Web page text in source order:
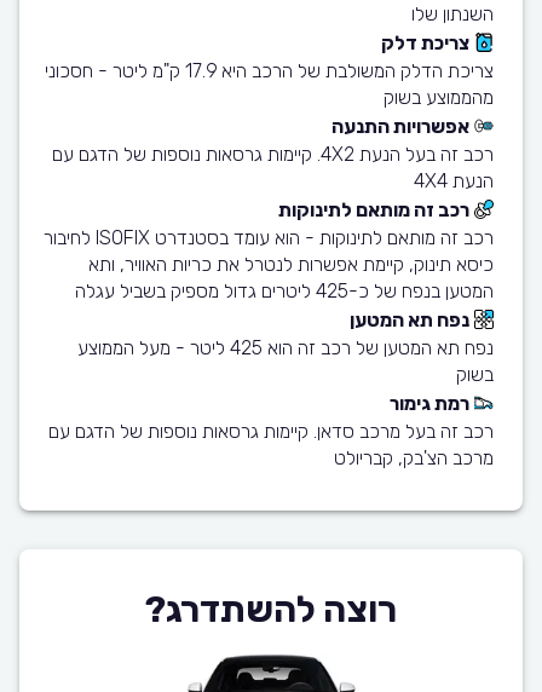
השנתון שלו
צריכת דלק
צריכת הדלק המשולבת של הרכב היא 17.9 ק"מ ליטר - חסכוני
מהממוצע בשוק
אפשרויות התנעה
רכב זה בעל הנעת 4X2. קיימות גרסאות נוספות של הדגם עם
הנעת 4X4
רכב זה מותאם לתינוקות
רכב זה מותאם לתינוקות - הוא עומד בסטנדרט ISOFIX לחיבור
כיסא תינוק, קיימת אפשרות לנטרל את כריות האוויר, ותא
המטען בנפח של כ-425 ליטרים גדול מספיק בשביל עגלה
נפח תא המטען
נפח תא המטען של רכב זה הוא 425 ליטר - מעל הממוצע
בשוק
רמת גימור
רכב זה בעל מרכב סדאן. קיימות גרסאות נוספות של הדגם עם
מרכב הצ'בק, קבריולט
רוצה להשתדרג?